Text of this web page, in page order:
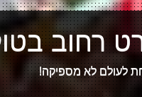
רחוב
לעולם לא מספיקה!